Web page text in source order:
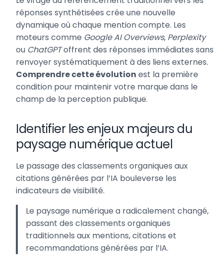
réponses synthétisées crée une nouvelle
dynamique où chaque mention compte. Les
moteurs comme Google AI Overviews, Perplexity
ou ChatGPToffrent des réponses immédiates sans
renvoyer systématiquement à des liens externes.
Comprendre cette évolution est la première
condition pour maintenir votre marque dans le
champ de la perception publique.
Identifier les enjeux majeurs du
paysage numérique actuel
Le passage des classements organiques aux
citations générées par l’IA bouleverse les
indicateurs de visibilité.
Le paysage numérique a radicalement changé,
passant des classements organiques
traditionnels aux mentions, citations et
recommandations générées par l’IA.